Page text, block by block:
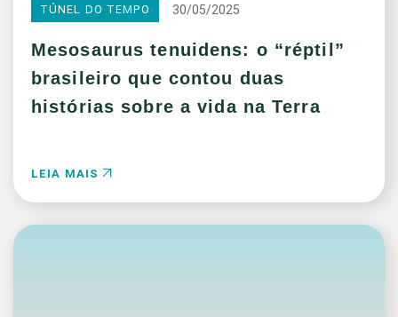
TÚNEL DO TEMPO 30/05/2025
Mesosaurus tenuidens: o “réptil”
brasileiro que contou duas
histórias sobre a vida na Terra
LEIA MAIS